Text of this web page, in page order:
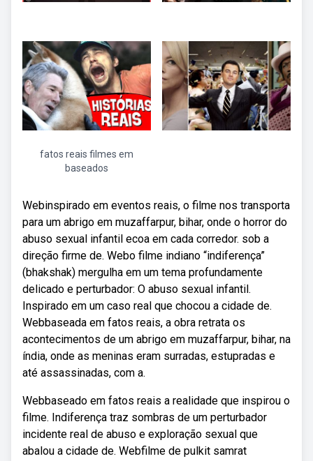
fatos reais filmes em
baseados
Webinspirado em eventos reais, o filme nos transporta
para um abrigo em muzaffarpur, bihar, onde o horror do
abuso sexual infantil ecoa em cada corredor. sob a
direção firme de. Webo filme indiano “indiferença”
(bhakshak) mergulha em um tema profundamente
delicado e perturbador: O abuso sexual infantil.
Inspirado em um caso real que chocou a cidade de.
Webbaseada em fatos reais, a obra retrata os
acontecimentos de um abrigo em muzaffarpur, bihar, na
índia, onde as meninas eram surradas, estupradas e
até assassinadas, com a.
Webbaseado em fatos reais a realidade que inspirou o
filme. Indiferença traz sombras de um perturbador
incidente real de abuso e exploração sexual que
abalou a cidade de. Webfilme de pulkit samrat